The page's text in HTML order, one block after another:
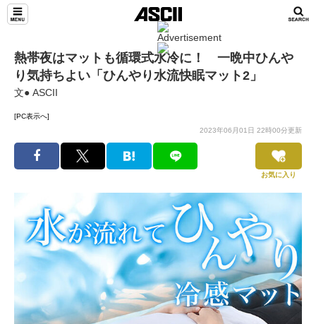
熱帯夜はマットも循環式水冷に！ 一晩中ひんや
り気持ちよい「ひんやり水流快眠マット2」
文● ASCII
[PC表示へ]
2023年06月01日 22時00分更新
お気に入り